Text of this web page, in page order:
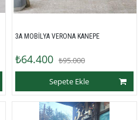
3A MOBİLYA VERONA KANEPE
₺64.400 ₺95.000
Sepete Ekle